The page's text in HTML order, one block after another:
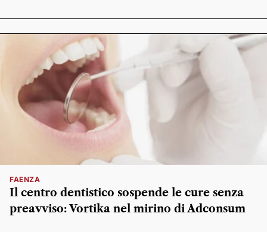
FAENZA
Il centro dentistico sospende le cure senza
preavviso: Vortika nel mirino di Adconsum